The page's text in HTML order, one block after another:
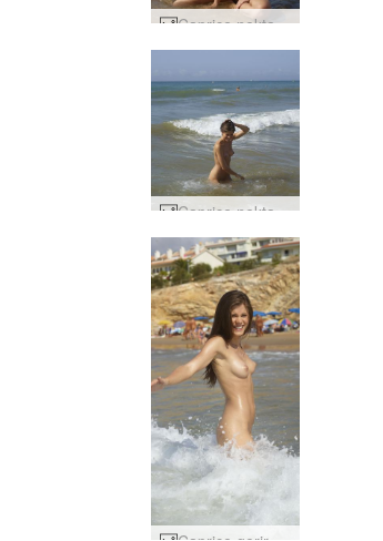
Caprice nektarströnd #26
Caprice nektarströnd #66